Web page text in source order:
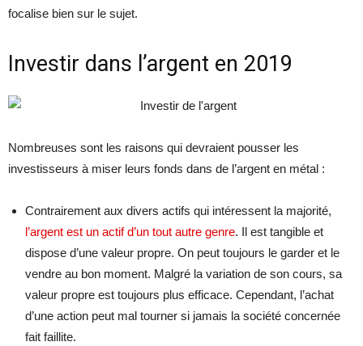
focalise bien sur le sujet.
Investir dans l’argent en 2019
Nombreuses sont les raisons qui devraient pousser les
investisseurs à miser leurs fonds dans de l’argent en métal :
Contrairement aux divers actifs qui intéressent la majorité,
l’argent est un actif d’un tout autre genre. Il est tangible et
dispose d’une valeur propre. On peut toujours le garder et le
vendre au bon moment. Malgré la variation de son cours, sa
valeur propre est toujours plus efficace. Cependant, l’achat
d’une action peut mal tourner si jamais la société concernée
fait faillite.